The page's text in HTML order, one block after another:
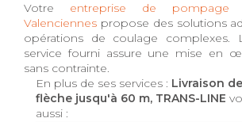
Votre entreprise de
Valenciennes propose des solutions
opérations de coulage complexes.
service fourni assure une mise en
sans contrainte.
En plus de ses services : Livraison
flèche jusqu'à 60 m, TRANS-LINE
aussi :